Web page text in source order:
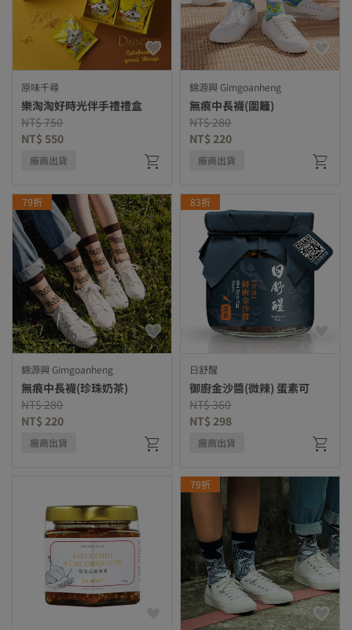
原味千尋
樂淘淘好時光伴手禮禮盒
Price reduced from
NT$ 750to
NT$ 550
廠商出貨
錦源興 Gimgoanheng
無痕中長襪(圍籬)
Price reduced from
NT$ 280to
NT$ 220
廠商出貨
錦源興 Gimgoanheng
79折
無痕中長襪(珍珠奶茶)
Price reduced from
NT$ 280to
NT$ 220
廠商出貨
日舒醒
83折
御廚金沙醬(微辣) 蛋素可
Price reduced from
NT$ 360to
NT$ 298
廠商出貨
79折